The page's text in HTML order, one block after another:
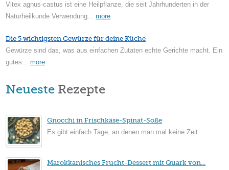
Vitex agnus-castus ist eine Heilpflanze, die seit Jahrhunderten in der
Naturheilkunde Verwendung...more
Die 5 wichtigsten Gewürze für deine Küche
Gewürze sind das, was aus einfachen Zutaten echte Gerichte macht. Ein
gutes...more
Neueste Rezepte
Gnocchi in Frischkäse-Spinat-Soße
Es gibt einfach Tage, an denen man mal keine Zeit...
Marokkanisches Frucht-Dessert mit Quark von...